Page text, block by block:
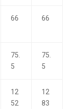
66 66
75.
5
75.
5
12
52
12
83